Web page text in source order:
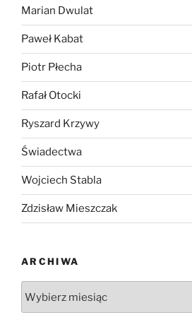
Marian Dwulat
Paweł Kabat
Piotr Płecha
Rafał Otocki
Ryszard Krzywy
Świadectwa
Wojciech Stabla
Zdzisław Mieszczak
ARCHIWA